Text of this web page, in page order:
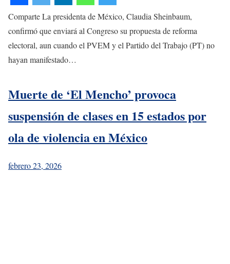
Comparte La presidenta de México, Claudia Sheinbaum,
confirmó que enviará al Congreso su propuesta de reforma
electoral, aun cuando el PVEM y el Partido del Trabajo (PT) no
hayan manifestado…
Muerte de ‘El Mencho’ provoca
suspensión de clases en 15 estados por
ola de violencia en México
febrero 23, 2026